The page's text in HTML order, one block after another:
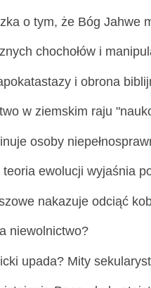
o tym, że Bóg Jahwe
chochołów i
i obrona
w ziemskim raju
osoby
ewolucji wyjaśnia
nakazuje odciąć
niewolnictwo?
upada? Mity